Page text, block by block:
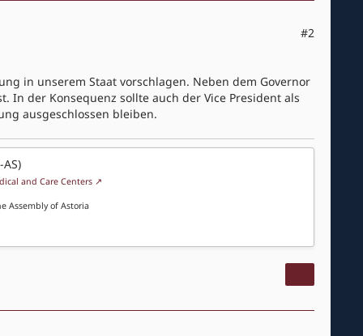
#2
in unserem Staat vorschlagen. Neben dem Governor
In der Konsequenz sollte auch der Vice President als
ausgeschlossen bleiben.
-AS)
and Care Centers
Assembly of Astoria